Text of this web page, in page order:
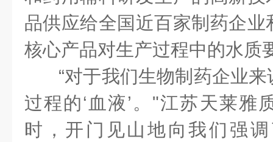
品供应给全国近百家制药企
核心产品对生产过程中的水质
“对于我们生物制药企业
过程的‘血液’。"江苏天莱雅
时，开门见山地向我们强